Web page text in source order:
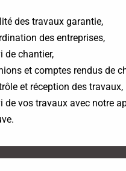
des travaux garantie,
des entreprises,
de chantier,
et comptes rendus de
et réception des travaux,
de vos travaux avec notre